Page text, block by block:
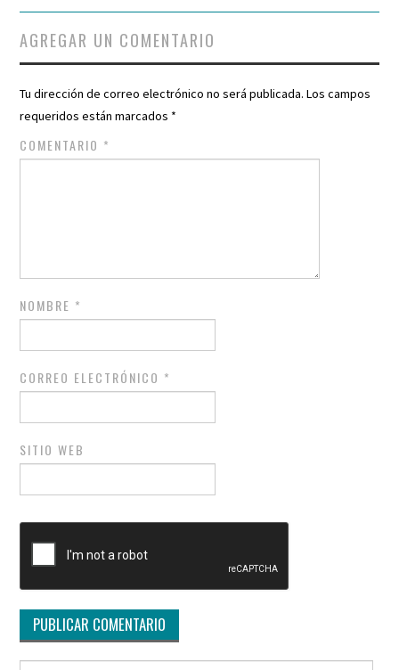
AGREGAR UN COMENTARIO
Tu dirección de correo electrónico no será publicada. Los campos
requeridos están marcados *
COMENTARIO *
NOMBRE *
CORREO ELECTRÓNICO *
SITIO WEB